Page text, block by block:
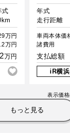
式
万円
万円
2万円
年式
走行距離
車両本体価
諸費用
支払総額
iR横浜
表示価
もっと見る